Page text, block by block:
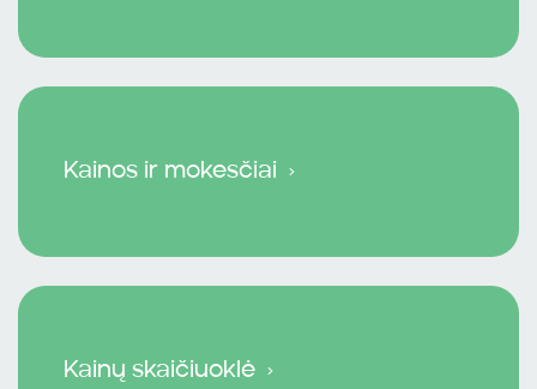
Kainos ir mokesčiai
Kainų skaičiuoklė